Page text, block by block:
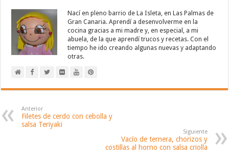
Nací en pleno barrio de La Isleta, en Las Palmas de
Gran Canaria. Aprendí a desenvolverme en la
cocina gracias a mi madre y, en especial, a mi
abuela, de la que aprendí trucos y recetas. Con el
tiempo he ido creando algunas nuevas y adaptando
otras.
Anterior
Filetes de cerdo con cebolla y
salsa Teriyaki
Siguiente
Vacío de ternera, chorizos y
costillas al horno con salsa criolla